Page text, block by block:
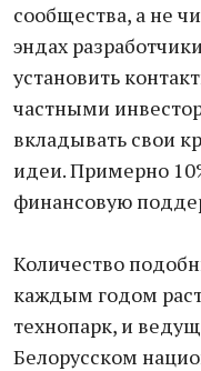
сообщества, а не
эндах
установить
частными
вкладывать свои
идеи. Примерно
финансовую
Количество
каждым годом
технопарк, и
Белорусском